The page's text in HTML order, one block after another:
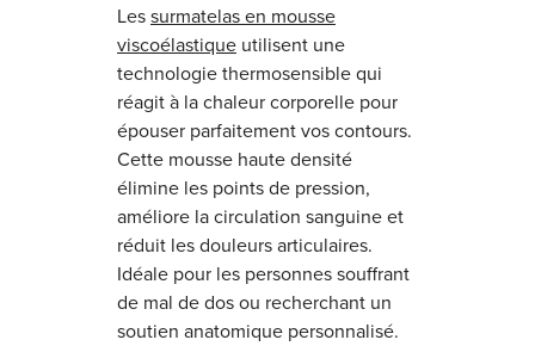
Lessurmatelas en mousse
viscoélastique utilisent une
technologie thermosensible qui
réagit à la chaleur corporelle pour
épouser parfaitement vos contours.
Cette mousse haute densité
élimine les points de pression,
améliore la circulation sanguine et
réduit les douleurs articulaires.
Idéale pour les personnes souffrant
de mal de dos ou recherchant un
soutien anatomique personnalisé.